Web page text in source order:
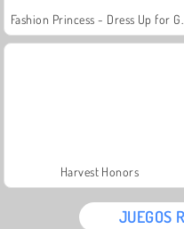
Harvest Honors
JUEGOS